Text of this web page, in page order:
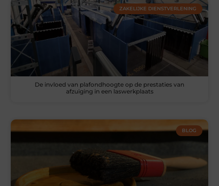
ZAKELIJKE DIENSTVERLENING
De invloed van plafondhoogte op de prestaties van
afzuiging in een laswerkplaats
BLOG